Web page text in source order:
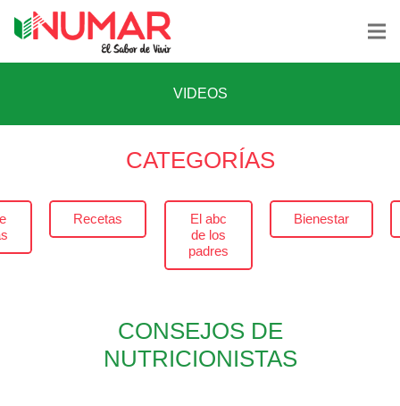
VIDEOS
CATEGORÍAS
Recetas
El abc
de los
padres
Bienestar
CONSEJOS DE
NUTRICIONISTAS